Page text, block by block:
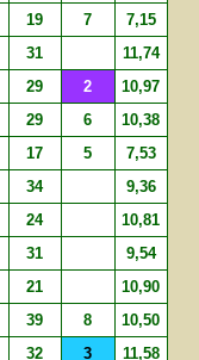
19 7 7,15
31 11,74
29 2 10,97
29 6 10,38
17 5 7,53
34 9,36
24 10,81
31 9,54
21 10,90
39 8 10,50
32 3 11,58